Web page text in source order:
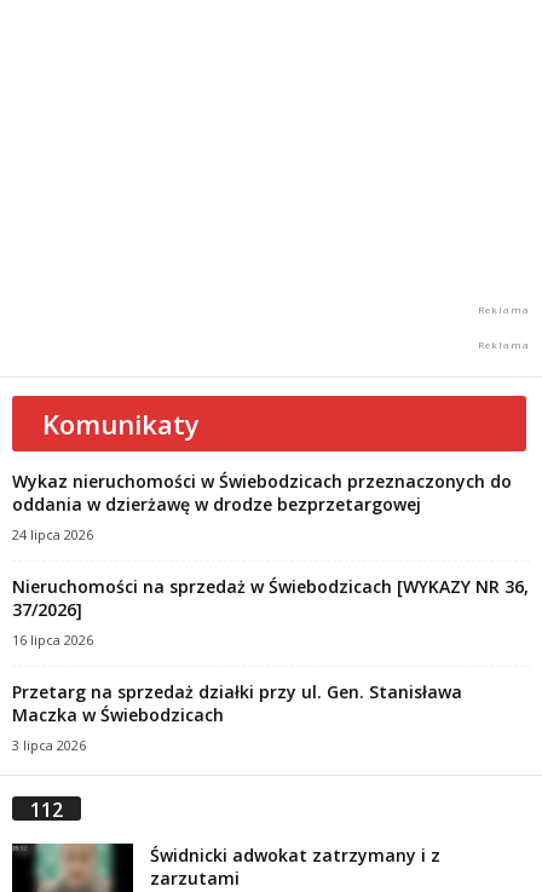
Komunikaty
Wykaz nieruchomości w Świebodzicach przeznaczonych do
oddania w dzierżawę w drodze bezprzetargowej
24 lipca 2026
Nieruchomości na sprzedaż w Świebodzicach [WYKAZY NR 36,
37/2026]
16 lipca 2026
Przetarg na sprzedaż działki przy ul. Gen. Stanisława
Maczka w Świebodzicach
3 lipca 2026
112
Świdnicki adwokat zatrzymany i z
zarzutami